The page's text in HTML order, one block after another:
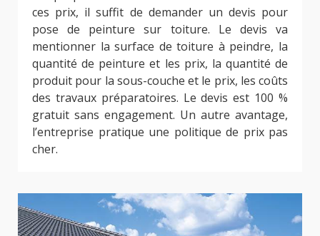
ces prix, il suffit de demander un devis pour
pose de peinture sur toiture. Le devis va
mentionner la surface de toiture à peindre, la
quantité de peinture et les prix, la quantité de
produit pour la sous-couche et le prix, les coûts
des travaux préparatoires. Le devis est 100 %
gratuit sans engagement. Un autre avantage,
l’entreprise pratique une politique de prix pas
cher.